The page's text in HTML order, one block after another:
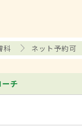
科 ネット予約可
チ